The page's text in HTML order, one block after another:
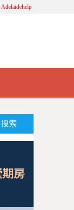
Adelaidehelp
搜索